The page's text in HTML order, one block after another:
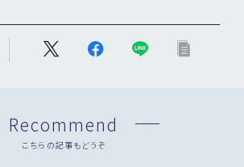
Recommend
こちらの記事もどうぞ